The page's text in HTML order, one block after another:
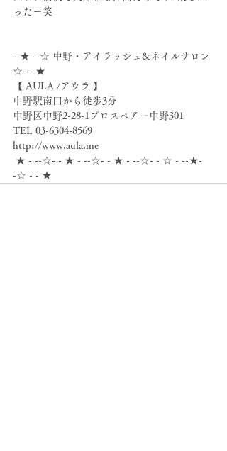
ったー笑
--★ --☆ 中野・アイラッシュ&ネイルサロン
☆--  ★
【 AULA /アウラ 】
中野駅南口から徒歩3分
中野区中野2-28-1プロスペアー中野301
TEL 03-6304-8569
http://www.aula.me
-☆ - - ★